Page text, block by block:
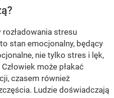
stresu
stan emocjonalny, będący
nie tylko stres i lęk,
może płakać
czasem również
Ludzie doświadczają